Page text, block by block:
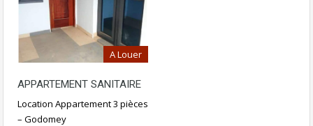
A Louer
APPARTEMENT SANITAIRE
Location Appartement 3 pièces
– Godomey